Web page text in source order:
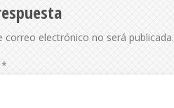
correo electrónico no será publicada.
*